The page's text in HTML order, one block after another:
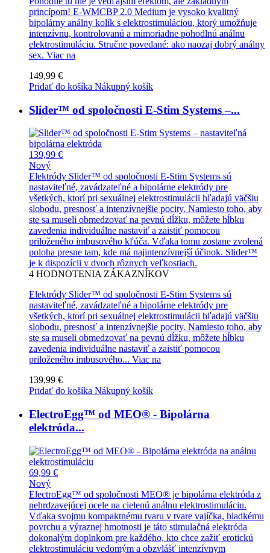
princípom! E-WMCBP 2.0 Medium je vysoko kvalitný
bipolárny análny kolík s elektrostimuláciou, ktorý umožňuje
intenzívnu, kontrolovanú a mimoriadne pohodlnú análnu
elektrostimuláciu. Stručne povedané: ako naozaj dobrý análny
sex. Viac na
149,99 €
Pridať do košíka Nákupný košík
Slider™ od spoločnosti E-Stim Systems –...
139,99 €
Nový
Elektródy Slider™ od spoločnosti E-Stim Systems sú
nastaviteľné, zavádzateľné a bipolárne elektródy pre
všetkých, ktorí pri sexuálnej elektrostimulácii hľadajú väčšiu
slobodu, presnosť a intenzívnejšie pocity. Namiesto toho, aby
ste sa museli obmedzovať na pevnú dĺžku, môžete hĺbku
zavedenia individuálne nastaviť a zaistiť pomocou
priloženého imbusového kľúča. Vďaka tomu zostane zvolená
poloha presne tam, kde má najintenzívnejší účinok. Slider™
je k dispozícii v dvoch rôznych veľkostiach.
4 HODNOTENIA ZÁKAZNÍKOV
Elektródy Slider™ od spoločnosti E-Stim Systems sú
nastaviteľné, zavádzateľné a bipolárne elektródy pre
všetkých, ktorí pri sexuálnej elektrostimulácii hľadajú väčšiu
slobodu, presnosť a intenzívnejšie pocity. Namiesto toho, aby
ste sa museli obmedzovať na pevnú dĺžku, môžete hĺbku
zavedenia individuálne nastaviť a zaistiť pomocou
priloženého imbusového... Viac na
139,99 €
Pridať do košíka Nákupný košík
ElectroEgg™ od MEO® - Bipolárna
elektróda...
69,99 €
Nový
ElectroEgg™ od spoločnosti MEO® je bipolárna elektróda z
nehrdzavejúcej ocele na cielenú análnu elektrostimuláciu.
Vďaka svojmu kompaktnému tvaru v tvare vajíčka, hladkému
povrchu a výraznej hmotnosti je táto stimulačná elektróda
dokonalým doplnkom pre každého, kto chce zažiť erotickú
elektrostimuláciu vedomým a obzvlášť intenzívnym